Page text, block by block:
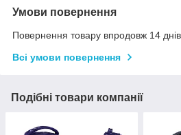
Умови повернення
Повернення товару впродовж 14
Всі умови повернення
Подібні товари компанії